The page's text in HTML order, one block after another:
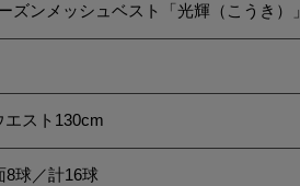
ズンメッシュベスト「光輝（こうき）」
スト130cm
8球／計16球